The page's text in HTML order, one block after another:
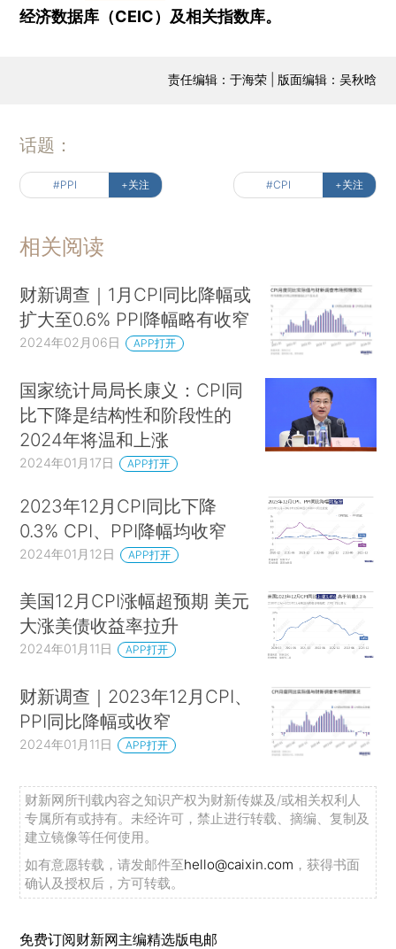
经济数据库（CEIC）及相关指数库。
责任编辑：于海荣 | 版面编辑：吴秋晗
话题：
#PPI +关注 #CPI +关注
相关阅读
财新调查｜1月CPI同比降幅或
扩大至0.6% PPI降幅略有收窄
2024年02月06日 APP打开
国家统计局局长康义：CPI同
比下降是结构性和阶段性的
2024年将温和上涨
2024年01月17日 APP打开
2023年12月CPI同比下降
0.3% CPI、PPI降幅均收窄
2024年01月12日 APP打开
美国12月CPI涨幅超预期 美元
大涨美债收益率拉升
2024年01月11日 APP打开
财新调查｜2023年12月CPI、
PPI同比降幅或收窄
2024年01月11日 APP打开
财新网所刊载内容之知识产权为财新传媒及/或相关权利人
专属所有或持有。未经许可，禁止进行转载、摘编、复制及
建立镜像等任何使用。
如有意愿转载，请发邮件至hello@caixin.com ，获得书面
确认及授权后，方可转载。
免费订阅财新网主编精选版电邮